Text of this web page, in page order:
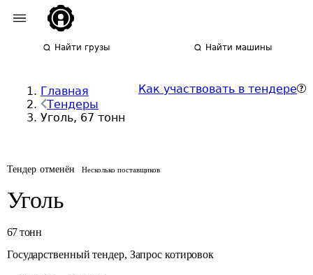
Найти грузы Найти машины
Главная
Тендеры
Уголь, 67 тонн
Как участвовать в тендере
Тендер отменён Несколько поставщиков
Уголь
67 тонн
Государственный тендер, Запрос котировок